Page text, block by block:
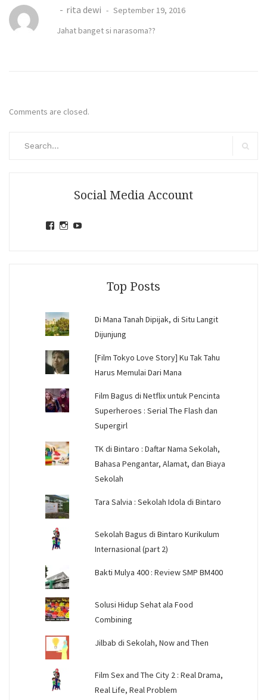
rita dewi
September 19, 2016
Jahat banget si narasoma??
Comments are closed.
Social Media Account
ViewView
Top Posts
Di Mana Tanah Dipijak, di Situ Langit
Dijunjung
[Film Tokyo Love Story] Ku Tak Tahu
Harus Memulai Dari Mana
Film Bagus di Netflix untuk Pencinta
Superheroes : Serial The Flash dan
Supergirl
TK di Bintaro : Daftar Nama Sekolah,
Bahasa Pengantar, Alamat, dan Biaya
Sekolah
Tara Salvia : Sekolah Idola di Bintaro
Sekolah Bagus di Bintaro Kurikulum
Internasional (part 2)
Bakti Mulya 400 : Review SMP BM400
Solusi Hidup Sehat ala Food
Combining
Jilbab di Sekolah, Now and Then
Film Sex and The City 2 : Real Drama,
Real Life, Real Problem